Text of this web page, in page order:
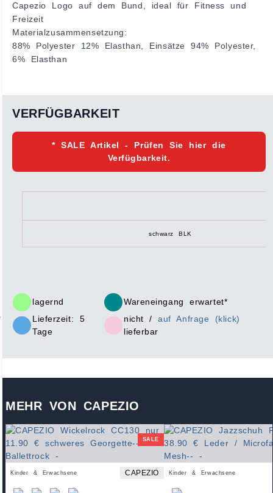
Capezio Logo auf dem Bund, ideal für Fitness und
Freizeit
Materialzusammensetzung:
88% Polyester 12% Elasthan, Einsätze 94% Polyester,
6% Elasthan
VERFÜGBARKEIT
* SALE Artikel - Prüfen Sie hier die
Verfügbarkeit.
schwarz BLK
lagernd
Wareneingang erwartet*
Lieferzeit: 5
Tage
nicht /auf Anfrage (klick)
lieferbar
MEHR VON CAPEZIO
SALE
Kinder & Erwachsene CAPEZIO Kinder & Erwachsene